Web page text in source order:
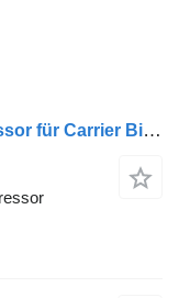
Compresor AC Volvo Klimakompressor für Carrier Bitzer 4TFCY-08 21112946 20871244 LKW